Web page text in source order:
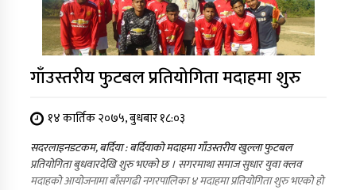
गाँउस्तरीय फुटबल प्रतियोगिता मदाहमा शुरु
१४ कार्तिक २०७५, बुधबार १८:०३
सदरलाइनडटकम, बर्दिया : बर्दियाको मदाहमा गाँउस्तरीय खुल्ला फुटबल
प्रतियोगिता बुधवारदेखि शुरु भएको छ । सगरमाथा समाज सुधार युवा क्लव
मदाहको आयोजनामा बाँसगढी नगरपालिका ४ मदाहमा प्रतियोगिता शुरु भएको हो